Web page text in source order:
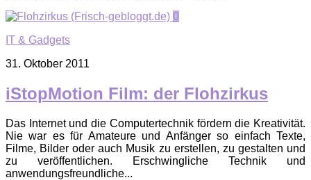
0
IT & Gadgets
31. Oktober 2011
iStopMotion Film: der Flohzirkus
Das Internet und die Computertechnik fördern die Kreativität.
Nie war es für Amateure und Anfänger so einfach Texte,
Filme, Bilder oder auch Musik zu erstellen, zu gestalten und
zu veröffentlichen. Erschwingliche Technik und
anwendungsfreundliche...